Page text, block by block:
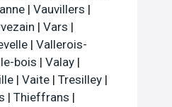
| Vauvillers |
| Vars |
| Vallerois-
bois | Valay |
| Vaite | Tresilley |
| Thieffrans |